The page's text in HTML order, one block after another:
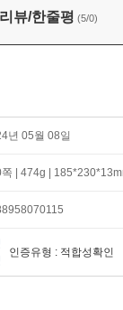
리뷰/한줄평 (5/0)
년 05월 08일
쪽 | 474g |
인증유형 : 적합성확인